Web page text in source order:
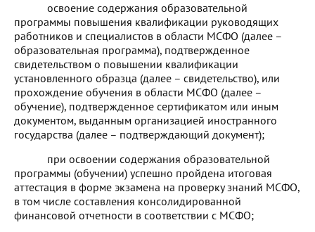
освоение содержания образовательной
программы повышения квалификации руководящих
работников и специалистов в области МСФО (далее –
образовательная программа), подтвержденное
свидетельством о повышении квалификации
установленного образца (далее – свидетельство), или
прохождение обучения в области МСФО (далее –
обучение), подтвержденное сертификатом или иным
документом, выданным организацией иностранного
государства (далее – подтверждающий документ);
при освоении содержанияобразовательной
программы (обучении) успешно пройдена итоговая
аттестация в форме экзамена на проверку знаний МСФО,
в том числе составления консолидированной
финансовой отчетности в соответствии с МСФО;